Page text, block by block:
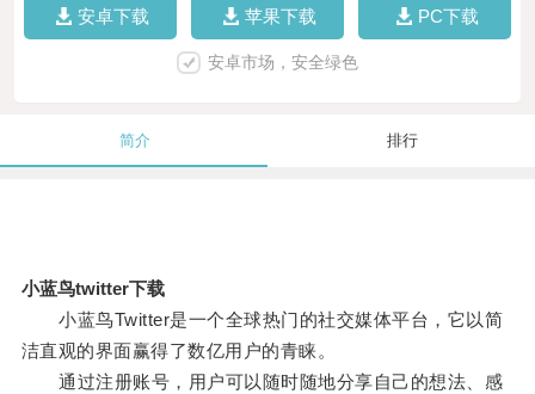
安卓下载 苹果下载 PC下载
安卓市场，安全绿色
简介 排行
小蓝鸟twitter下载
小蓝鸟Twitter是一个全球热门的社交媒体平台，它以简
洁直观的界面赢得了数亿用户的青睐。
通过注册账号，用户可以随时随地分享自己的想法、感